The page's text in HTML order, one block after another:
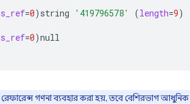
=0) string '419796578' (length=9)
=0)null
গণনা ব্যবহার করা হয়, তবে বেশিরভাগ আধুনিক